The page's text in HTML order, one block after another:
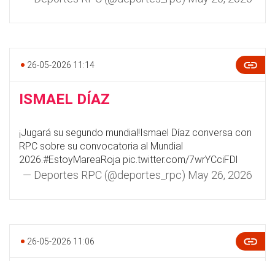
26-05-2026 11:14
ISMAEL DÍAZ
¡Jugará su segundo mundial!Ismael Díaz conversa con
RPC sobre su convocatoria al Mundial
2026.#EstoyMareaRoja pic.twitter.com/7wrYCciFDl
— Deportes RPC (@deportes_rpc) May 26, 2026
26-05-2026 11:06